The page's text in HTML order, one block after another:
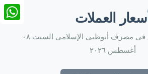
أسعار العملات
سعر كرونا سويدى فى مصرف أبوظبى الإسلامى السبت ٠٨
أغسطس ٢٠٢٦